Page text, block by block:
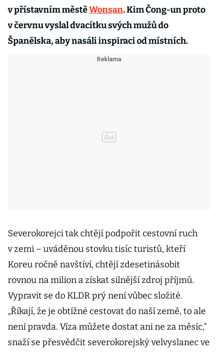
v přístavním městěWonsan. Kim Čong-un proto
v červnu vyslal dvacítku svých mužů do
Španělska, aby nasáli inspiraci od místních.
Severokorejci tak chtějí podpořit cestovní ruch
v zemi – uváděnou stovku tisíc turistů, kteří
Koreu ročně navštíví, chtějí zdesetinásobit
rovnou na milion a získat silnější zdroj příjmů.
Vypravit se do KLDR prý není vůbec složité.
„Říkají, že je obtížné cestovat do naší země, to ale
není pravda. Víza můžete dostat ani ne za měsíc,“
snaží se přesvědčit severokorejský velvyslanec ve